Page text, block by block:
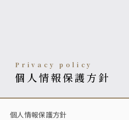
privacy policy
個人情報保護方針
個人情報保護方針